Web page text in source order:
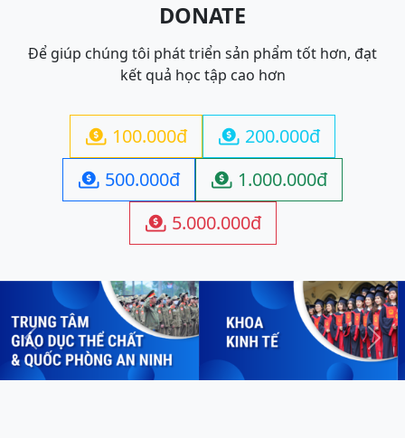
DONATE
Để giúp chúng tôi phát triển sản phẩm tốt hơn, đạt
kết quả học tập cao hơn
 100.000đ  200.000đ
 500.000đ  1.000.000đ
 5.000.000đ
Previous Next